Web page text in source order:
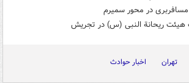
در محور سمیرم
ریحانة النبی (س) در تجریش
تهران اخبار حوادث